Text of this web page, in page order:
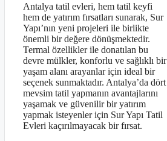
Antalya tatil evleri, hem tatil keyfi
hem de yatırım fırsatları sunarak, Sur
Yapı’nın yeni projeleri ile birlikte
önemli bir değere dönüşmektedir.
Termal özellikler ile donatılan bu
devre mülkler, konforlu ve sağlıklı bir
yaşam alanı arayanlar için ideal bir
seçenek sunmaktadır. Antalya’da dört
mevsim tatil yapmanın avantajlarını
yaşamak ve güvenilir bir yatırım
yapmak isteyenler için Sur Yapı Tatil
Evleri kaçırılmayacak bir fırsat.